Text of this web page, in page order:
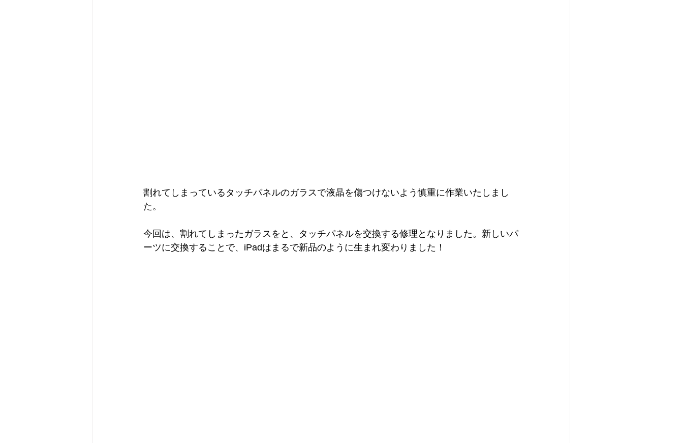
割れてしまっているタッチパネルのガラスで液晶を傷つけないよう慎重に作業いたしまし
た。
今回は、割れてしまったガラスをと、タッチパネルを交換する修理となりました。新しいパ
ーツに交換することで、iPadはまるで新品のように生まれ変わりました！